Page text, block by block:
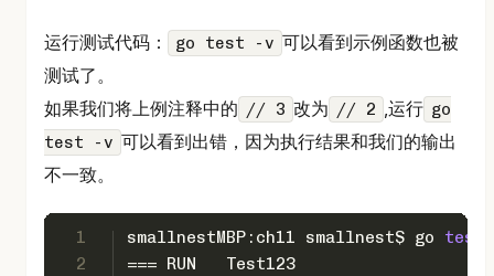
运行测试代码： go test -v 可以看到示例函数也被
测试了。
如果我们将上例注释中的 // 3 改为 // 2 ,运行 go
test -v 可以看到出错，因为执行结果和我们的输出
不一致。
1
2
smallnestMBP:ch11 smallnest$ go test
=== RUN   Test123